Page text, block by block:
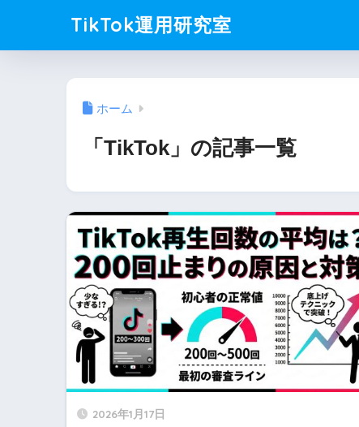
TikTok運用研究室
ホーム
「TikTok」の記事一覧
2026年1月17日